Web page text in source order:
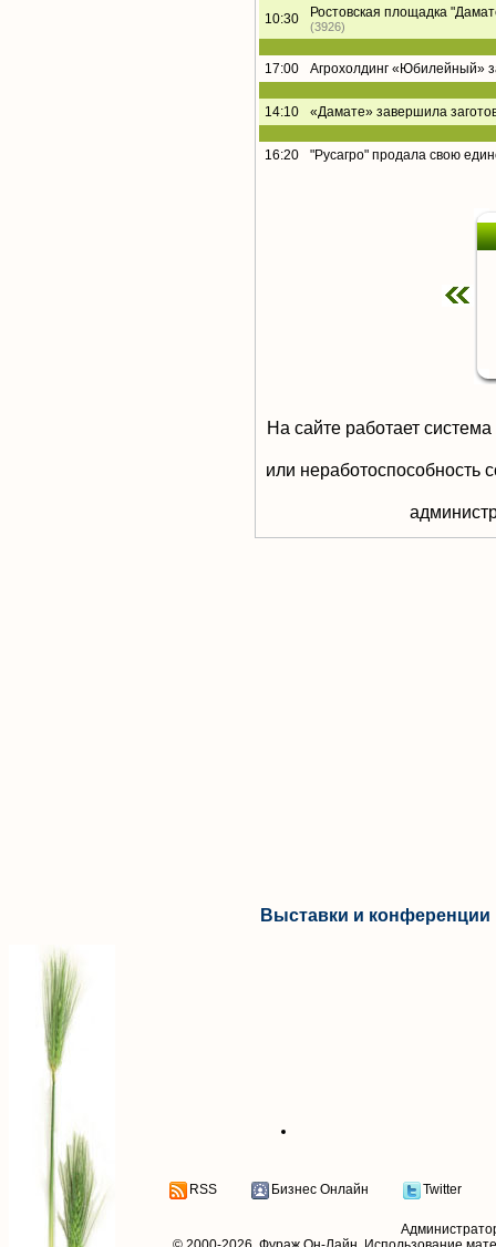
10:30 Ростовская площадка
(3926)
17:00 Агрохолдинг «Юбилейный»
14:10 «Дамате» завершила
16:20 "Русагро" продала свою
На сайте работает
или неработоспособность
Выставки и конференции
RSS Бизнес Онлайн Twitter